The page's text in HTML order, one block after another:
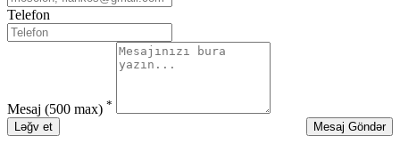
Telefon
Mesaj (500 max) *
Ləğv et
Mesaj Göndər